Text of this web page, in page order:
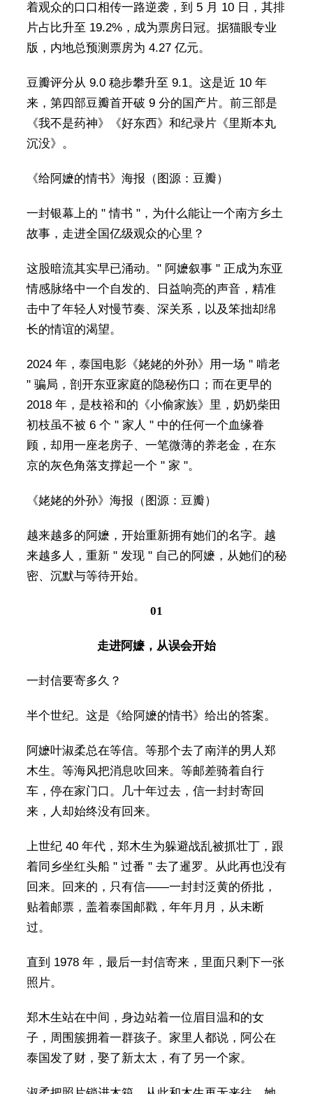
着观众的口口相传一路逆袭，到 5 月 10 日，其排
片占比升至 19.2%，成为票房日冠。据猫眼专业
版，内地总预测票房为 4.27 亿元。
豆瓣评分从 9.0 稳步攀升至 9.1。这是近 10 年
来，第四部豆瓣首开破 9 分的国产片。前三部是
《我不是药神》《好东西》和纪录片《里斯本丸
沉没》。
《给阿嬷的情书》海报（图源：豆瓣）
一封银幕上的 " 情书 "，为什么能让一个南方乡土
故事，走进全国亿级观众的心里？
这股暗流其实早已涌动。" 阿嬷叙事 " 正成为东亚
情感脉络中一个自发的、日益响亮的声音，精准
击中了年轻人对慢节奏、深关系，以及笨拙却绵
长的情谊的渴望。
2024 年，泰国电影《姥姥的外孙》用一场 " 啃老
" 骗局，剖开东亚家庭的隐秘伤口；而在更早的
2018 年，是枝裕和的《小偷家族》里，奶奶柴田
初枝虽不被 6 个 " 家人 " 中的任何一个血缘眷
顾，却用一座老房子、一笔微薄的养老金，在东
京的灰色角落支撑起一个 " 家 "。
《姥姥的外孙》海报（图源：豆瓣）
越来越多的阿嬷，开始重新拥有她们的名字。越
来越多人，重新 " 发现 " 自己的阿嬷，从她们的秘
密、沉默与等待开始。
01
走进阿嬷，从误会开始
一封信要寄多久？
半个世纪。这是《给阿嬷的情书》给出的答案。
阿嬷叶淑柔总在等信。等那个去了南洋的男人郑
木生。等海风把消息吹回来。等邮差骑着自行
车，停在家门口。几十年过去，信一封封寄回
来，人却始终没有回来。
上世纪 40 年代，郑木生为躲避战乱被抓壮丁，跟
着同乡坐红头船 " 过番 " 去了暹罗。从此再也没有
回来。回来的，只有信——一封封泛黄的侨批，
贴着邮票，盖着泰国邮戳，年年月月，从未断
过。
直到 1978 年，最后一封信寄来，里面只剩下一张
照片。
郑木生站在中间，身边站着一位眉目温和的女
子，周围簇拥着一群孩子。家里人都说，阿公在
泰国发了财，娶了新太太，有了另一个家。